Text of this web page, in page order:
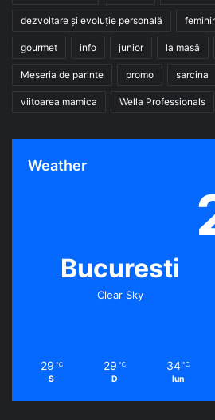
dezvoltare și evoluție personală
gourmet info junior la masă
Meseria de parinte promo sarcina
viitoarea mamica Wella Professionals
Weather
Bucuresti
Clear Sky
29 ℃
S
29 ℃
D
34 ℃
lun